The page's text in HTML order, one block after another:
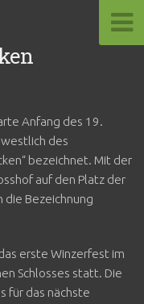
Anfang des 19.
des
bezeichnet. Mit der
auf den Platz der
die Bezeichnung
erste Winzerfest im
Schlosses statt. Die
für das nächste